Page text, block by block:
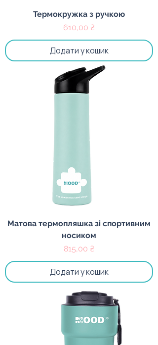
Термокружка з ручкою
Ціна
610,00 ₴
Додати у кошик
Матова термопляшка зі спортивним
носиком
Ціна
815,00 ₴
Додати у кошик